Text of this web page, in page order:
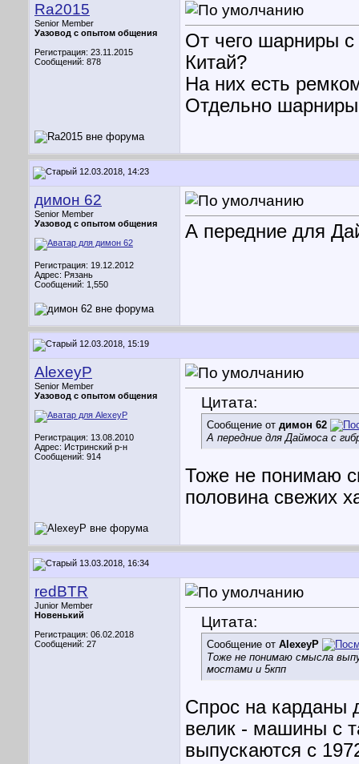
Ra2015
Senior Member
Уазовод с опытом общения
Регистрация: 23.11.2015
Сообщений: 878
От чего шарниры с
Китай?
На них есть
Отдельно
12.03.2018, 14:23
димон 62
Senior Member
Уазовод с опытом общения
Регистрация: 19.12.2012
Адрес: Рязань
Сообщений: 1,550
А передние для
12.03.2018, 15:19
AlexeyP
Senior Member
Уазовод с опытом общения
Регистрация: 13.08.2010
Адрес: Истринский р-н
Сообщений: 914
Цитата:
Сообщение от димон 62
А передние для Даймоса с
Тоже не понимаю
половина свежих
13.03.2018, 16:34
redBTR
Junior Member
Новенький
Регистрация: 06.02.2018
Сообщений: 27
Цитата:
Сообщение от AlexeyP
Тоже не понимаю смысла
мостами и 5кпп
Спрос на карданы
велик - машины с
выпускаются с